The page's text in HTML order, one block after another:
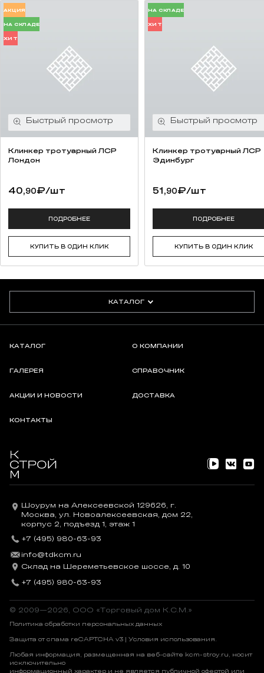
АКЦИЯ
НА СКЛАДЕ
ХИТ
Клинкер тротуарный ЛСР
Лондон
40,90₽/шт
ПОДРОБНЕЕ
КУПИТЬ В ОДИН КЛИК
НА СКЛАДЕ
ХИТ
Клинкер тротуарный ЛСР
Эдинбург
51,90₽/шт
ПОДРОБНЕЕ
КУПИТЬ В ОДИН КЛИК
КАТАЛОГ
КАТАЛОГ О КОМПАНИИ
ГАЛЕРЕЯ СПРАВОЧНИК
АКЦИИ И НОВОСТИ ДОСТАВКА
КОНТАКТЫ
Шоурум на Алексеевской 129626, г.
Москва, ул. Новоалексеевская, дом 22,
корпус 2, подъезд 1, этаж 1
+7 (495) 980-63-93
info@tdkcm.ru
Склад на Шереметьевское шоссе, д. 10
+7 (495) 980-63-93
© 2009—2026, OOO «Торговый дом К.С.М.»
Политика обработки персональных данных
Защита от спама reCAPTCHA v3 | Условия использования.
Любая информация, размещенная на веб-сайте kcm-stroy.ru, носит
исключительно
информационный характер и не является публичной офертой или